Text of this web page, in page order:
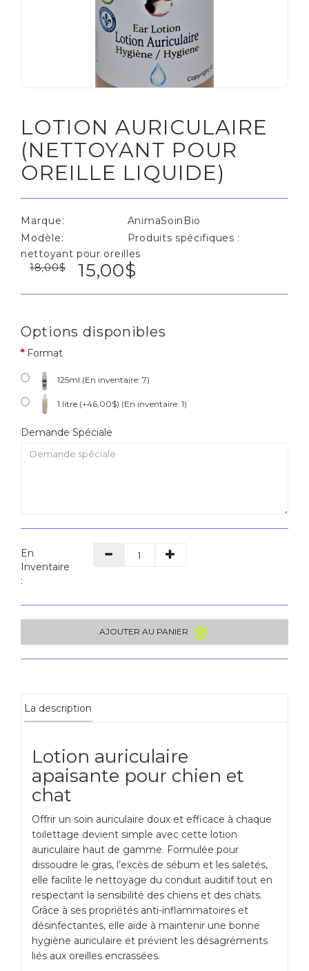
LOTION AURICULAIRE
(NETTOYANT POUR
OREILLE LIQUIDE)
Marque:
AnimaSoinBio
Modèle:
Produits spécifiques :
nettoyant pour oreilles
18,00$
15,00$
Options disponibles
Format
125ml (En inventaire: 7)
1 litre (+46,00$) (En inventaire: 1)
Demande Spéciale
En
Inventaire
:
AJOUTER AU PANIER
La description
Lotion auriculaire
apaisante pour chien et
chat
Offrir un soin auriculaire doux et efficace à chaque
toilettage devient simple avec cette lotion
auriculaire haut de gamme. Formulée pour
dissoudre le gras, l’excès de sébum et les saletés,
elle facilite le nettoyage du conduit auditif tout en
respectant la sensibilité des chiens et des chats.
Grâce à ses propriétés anti-inflammatoires et
désinfectantes, elle aide à maintenir une bonne
hygiène auriculaire et prévient les désagréments
liés aux oreilles encrassées.